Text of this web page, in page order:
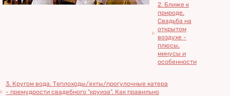
2. Ближе к
природе.
Свадьба на
открытом
воздухе -
плюсы,
минусы и
особенности
3. Кругом вода. Теплоходы/яхты/прогулочные катера
- премудрости свадебного "круиза". Как правильно